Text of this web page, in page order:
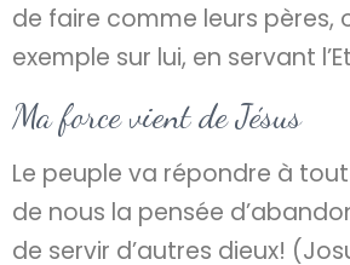
de faire comme leurs pères,
exemple sur lui, en servant
Ma force vient de Jésus
Le peuple va répondre à
de nous la pensée
de servir d’autres dieux!